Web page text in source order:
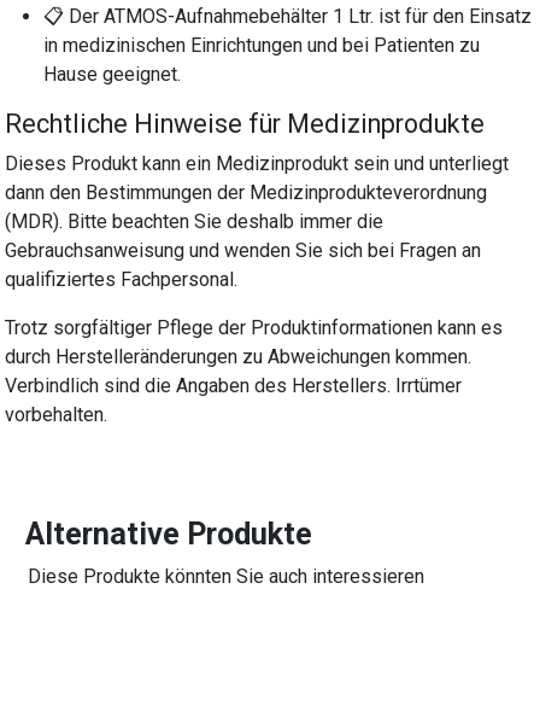
📋 Der ATMOS-Aufnahmebehälter 1 Ltr. ist für den Einsatz
in medizinischen Einrichtungen und bei Patienten zu
Hause geeignet.
Rechtliche Hinweise für Medizinprodukte
Dieses Produkt kann ein Medizinprodukt sein und unterliegt
dann den Bestimmungen der Medizinprodukteverordnung
(MDR). Bitte beachten Sie deshalb immer die
Gebrauchsanweisung und wenden Sie sich bei Fragen an
qualifiziertes Fachpersonal.
Trotz sorgfältiger Pflege der Produktinformationen kann es
durch Herstelleränderungen zu Abweichungen kommen.
Verbindlich sind die Angaben des Herstellers. Irrtümer
vorbehalten.
Alternative Produkte
Diese Produkte könnten Sie auch interessieren